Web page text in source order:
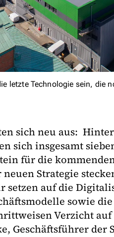
letzte Technologie sein, die
sich neu aus: Hinter
sich insgesamt
für die
Strategie
setzen auf die
sowie
Verzicht auf
Geschäftsführer der